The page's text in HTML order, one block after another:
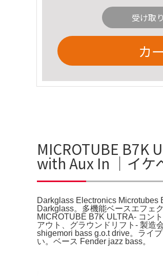
受け取
カ
MICROTUBE B7K
with Aux In ｜イケ
Darkglass Electronics Microtubes
Darkglass。多機能ベースエフェ
MICROTUBE B7K ULTRA- コン
アウト、グラウンドリフト- 製造
shigemori bass g.o.t drive。ライ
い。ベース Fender jazz bass。